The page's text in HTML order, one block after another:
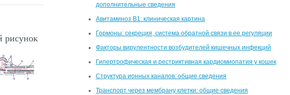
дополнительные сведения
Авитаминоз B1: клиническая картина
Гормоны: секреция, система обратной связи в ее регуляции
Факторы вирулентности возбудителей кишечных инфекций
Гипертрофическая и рестриктивная кардиомиопатия у кошек
Структура ионных каналов: общие сведения
Транспорт через мембрану клетки: общие сведения
рисунок